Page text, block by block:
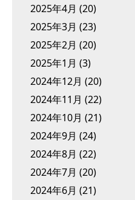
2025年4月 (20)
2025年3月 (23)
2025年2月 (20)
2025年1月 (3)
2024年12月 (20)
2024年11月 (22)
2024年10月 (21)
2024年9月 (24)
2024年8月 (22)
2024年7月 (20)
2024年6月 (21)